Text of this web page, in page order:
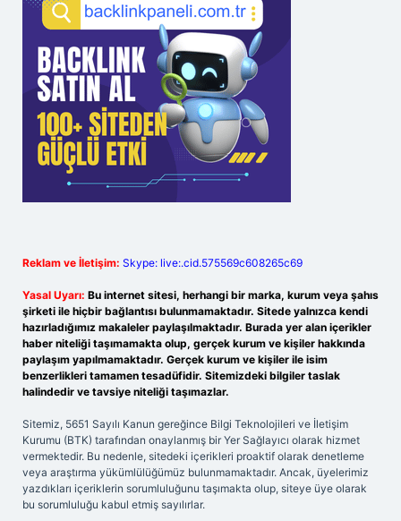
Reklam ve İletişim: Skype: live:.cid.575569c608265c69
Yasal Uyarı: Bu internet sitesi, herhangi bir marka, kurum veya şahıs
şirketi ile hiçbir bağlantısı bulunmamaktadır. Sitede yalnızca kendi
hazırladığımız makaleler paylaşılmaktadır. Burada yer alan içerikler
haber niteliği taşımamakta olup, gerçek kurum ve kişiler hakkında
paylaşım yapılmamaktadır. Gerçek kurum ve kişiler ile isim
benzerlikleri tamamen tesadüfidir. Sitemizdeki bilgiler taslak
halindedir ve tavsiye niteliği taşımazlar.
Sitemiz, 5651 Sayılı Kanun gereğince Bilgi Teknolojileri ve İletişim
Kurumu (BTK) tarafından onaylanmış bir Yer Sağlayıcı olarak hizmet
vermektedir. Bu nedenle, sitedeki içerikleri proaktif olarak denetleme
veya araştırma yükümlülüğümüz bulunmamaktadır. Ancak, üyelerimiz
yazdıkları içeriklerin sorumluluğunu taşımakta olup, siteye üye olarak
bu sorumluluğu kabul etmiş sayılırlar.